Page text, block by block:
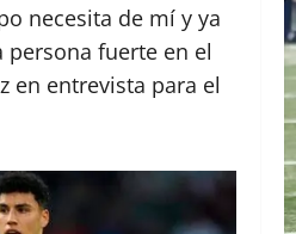
necesita de mí y ya
fuerte en el
en entrevista para el